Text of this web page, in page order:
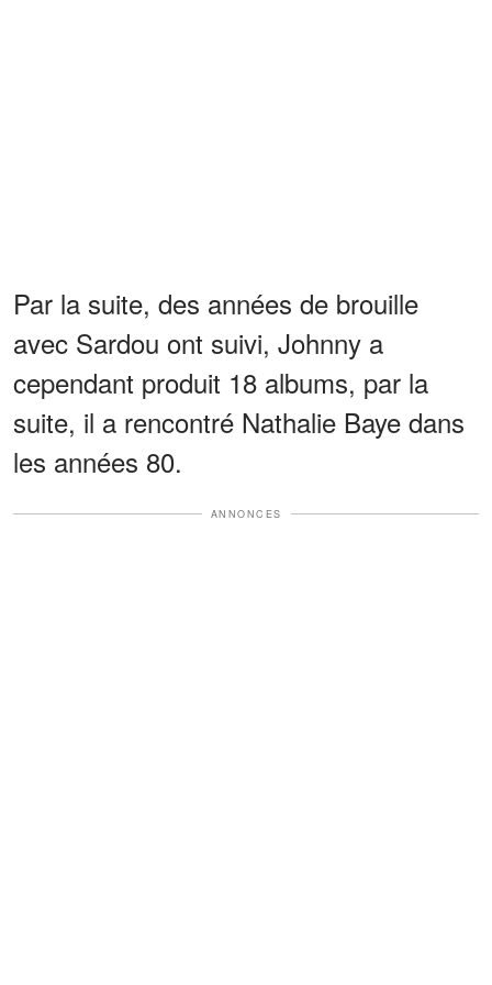
Par la suite, des années de brouille
avec Sardou ont suivi, Johnny a
cependant produit 18 albums, par la
suite, il a rencontré Nathalie Baye dans
les années 80.
ANNONCES